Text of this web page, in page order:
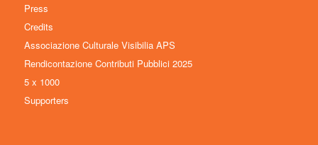
Press
Credits
Associazione Culturale Visibilia APS
Rendicontazione Contributi Pubblici 2025
5 x 1000
Supporters